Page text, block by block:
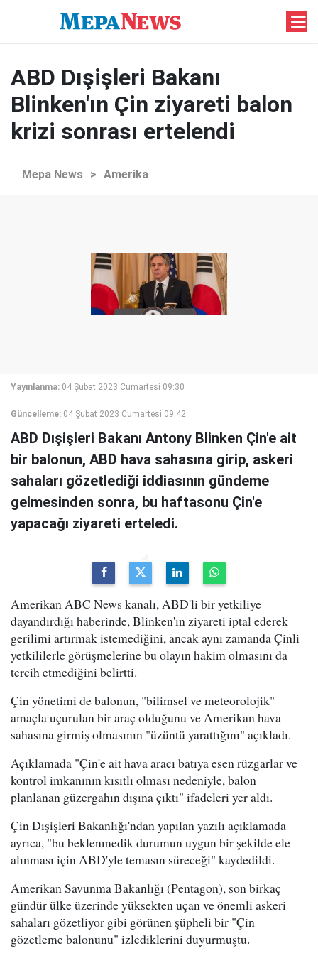
ABD Dışişleri Bakanı
Blinken'ın Çin ziyareti balon
krizi sonrası ertelendi
Mepa News > Amerika
Yayınlanma: 04 Şubat 2023 Cumartesi 09:30
Güncelleme: 04 Şubat 2023 Cumartesi 09:42
ABD Dışişleri Bakanı Antony Blinken Çin'e ait
bir balonun, ABD hava sahasına girip, askeri
sahaları gözetlediği iddiasının gündeme
gelmesinden sonra, bu haftasonu Çin'e
yapacağı ziyareti erteledi.
Amerikan ABC News kanalı, ABD'li bir yetkiliye
dayandırdığı haberinde, Blinken'ın ziyareti iptal ederek
gerilimi artırmak istemediğini, ancak aynı zamanda Çinli
yetkililerle görüşmelerine bu olayın hakim olmasını da
tercih etmediğini belirtti.
Çin yönetimi de balonun, "bilimsel ve meteorolojik"
amaçla uçurulan bir araç olduğunu ve Amerikan hava
sahasına girmiş olmasının "üzüntü yarattığını" açıkladı.
Açıklamada "Çin'e ait hava aracı batıya esen rüzgarlar ve
kontrol imkanının kısıtlı olması nedeniyle, balon
planlanan güzergahın dışına çıktı" ifadeleri yer aldı.
Çin Dışişleri Bakanlığı'ndan yapılan yazılı açıklamada
ayrıca, "bu beklenmedik durumun uygun bir şekilde ele
alınması için ABD'yle temasın süreceği" kaydedildi.
Amerikan Savunma Bakanlığı (Pentagon), son birkaç
gündür ülke üzerinde yüksekten uçan ve önemli askeri
sahaları gözetliyor gibi görünen şüpheli bir "Çin
gözetleme balonunu" izlediklerini duyurmuştu.